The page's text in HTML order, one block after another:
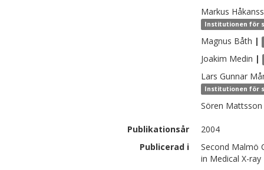
Markus
Institutionen för
Magnus Båth |
Joakim Medin |
Lars Gunnar
Institutionen för
Sören Mattsson
Publikationsår
2004
Publicerad i
Second Malmö
in Medical X-